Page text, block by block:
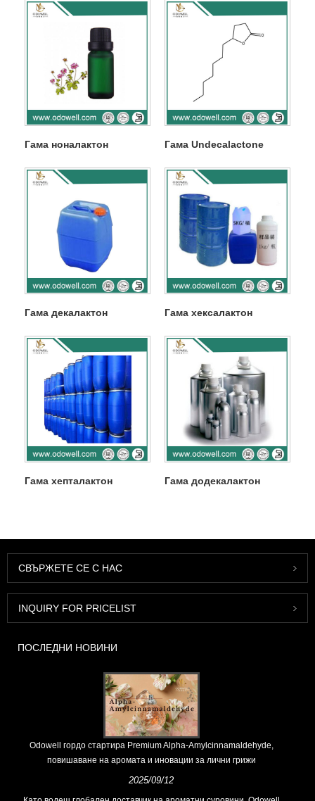
Гама ноналактон Гама Undecalactone
Гама декалактон Гама хексалактон
Гама хепталактон Гама додекалактон
СВЪРЖЕТЕ СЕ С НАС
INQUIRY FOR PRICELIST
ПОСЛЕДНИ НОВИНИ
Odowell гордо стартира Premium Alpha-Amylcinnamaldehyde,
повишаване на аромата и иновации за лични грижи
2025/09/12